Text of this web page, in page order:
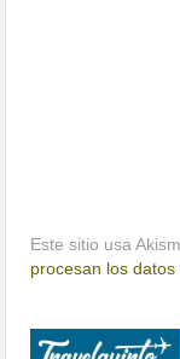
Este sitio usa
procesan los datos